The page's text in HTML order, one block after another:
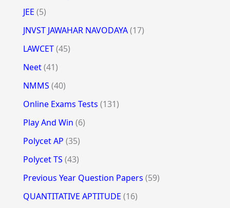
JEE (5)
JNVST JAWAHAR NAVODAYA(17)
LAWCET(45)
Neet(41)
NMMS (40)
Online Exams Tests (131)
Play And Win (6)
Polycet AP (35)
Polycet TS (43)
Previous Year Question Papers (59)
QUANTITATIVE APTITUDE (16)